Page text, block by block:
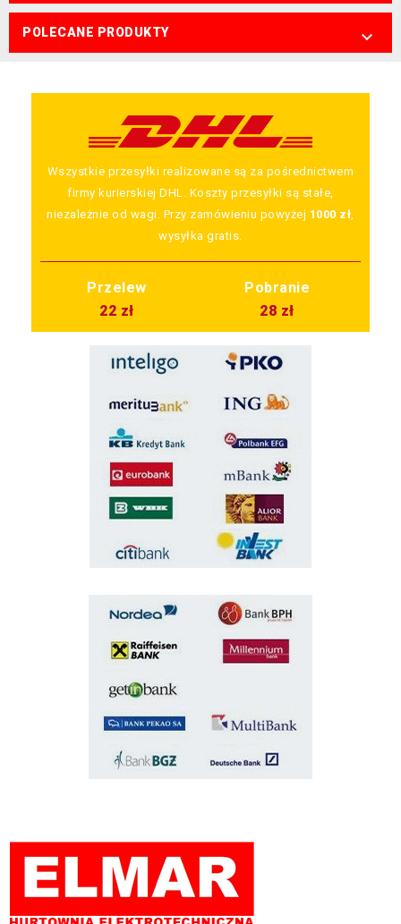
POLECANE PRODUKTY 
Wszystkie przesyłki realizowane są za pośrednictwem
firmy kurierskiej DHL. Koszty przesyłki są stałe,
niezależnie od wagi. Przy zamówieniu powyżej 1000 zł
wysyłka gratis.
Przelew
Pobranie
22 zł
28 zł